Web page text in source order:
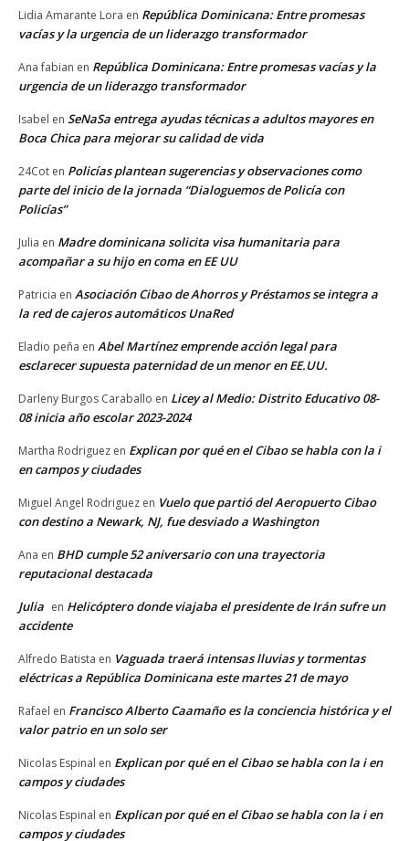
Lidia Amarante Lora en República Dominicana: Entre promesas
vacías y la urgencia de un liderazgo transformador
Ana fabian en República Dominicana: Entre promesas vacías y la
urgencia de un liderazgo transformador
Isabel en SeNaSa entrega ayudas técnicas a adultos mayores en
Boca Chica para mejorar su calidad de vida
24Cot en Policías plantean sugerencias y observaciones como
parte del inicio de la jornada “Dialoguemos de Policía con
Policías”
Julia en Madre dominicana solicita visa humanitaria para
acompañar a su hijo en coma en EE UU
Patricia en Asociación Cibao de Ahorros y Préstamos se integra a
la red de cajeros automáticos UnaRed
Eladio peña en Abel Martínez emprende acción legal para
esclarecer supuesta paternidad de un menor en EE.UU.
Darleny Burgos Caraballo en Licey al Medio: Distrito Educativo 08-
08 inicia año escolar 2023-2024
Martha Rodriguez en Explican por qué en el Cibao se habla con la i
en campos y ciudades
Miguel Angel Rodriguez en Vuelo que partió del Aeropuerto Cibao
con destino a Newark, NJ, fue desviado a Washington
Ana en BHD cumple 52 aniversario con una trayectoria
reputacional destacada
Julia en Helicóptero donde viajaba el presidente de Irán sufre un
accidente
Alfredo Batista en Vaguada traerá intensas lluvias y tormentas
eléctricas a República Dominicana este martes 21 de mayo
Rafael en Francisco Alberto Caamaño es la conciencia histórica y el
valor patrio en un solo ser
Nicolas Espinal en Explican por qué en el Cibao se habla con la i en
campos y ciudades
Nicolas Espinal en Explican por qué en el Cibao se habla con la i en
campos y ciudades